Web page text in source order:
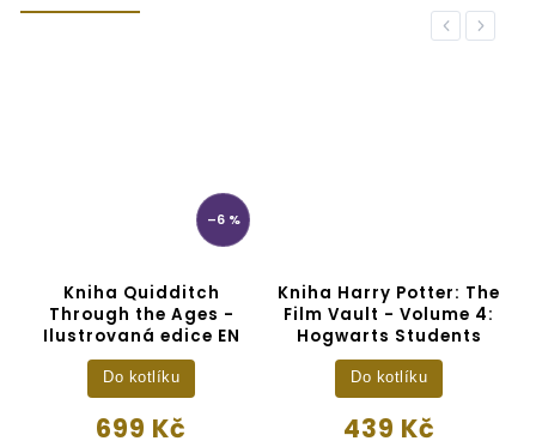
Previous
–6 %
Kniha Quidditch
Through the Ages -
Ilustrovaná edice EN
699 Kč
Do kotlíku
Kniha Harry Potter: The
Film Vault - Volume 4:
Hogwarts Students
439 Kč
Do kotlíku
Next